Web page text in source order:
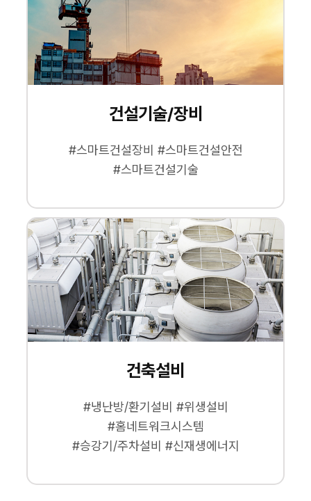
건설기술/장비
#스마트건설장비 #스마트건설안전
#스마트건설기술
건축설비
#냉난방/환기설비 #위생설비
#홈네트워크시스템
#승강기/주차설비 #신재생에너지